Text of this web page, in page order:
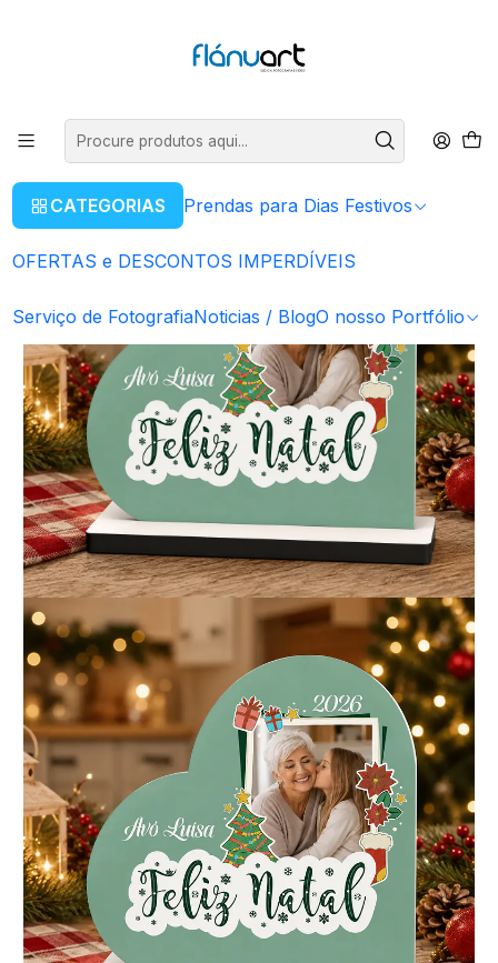
CATEGORIAS Prendas para Dias Festivos
OFERTAS e DESCONTOS IMPERDÍVEIS
Serviço de FotografiaNoticias / BlogO nosso Portfólio
Prendas para Dias Festivos